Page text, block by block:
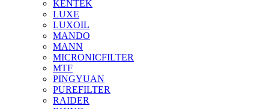
KENTEK
LUXE
LUXOIL
MANDO
MANN
MICRONICFILTER
MTF
PINGYUAN
PUREFILTER
RAIDER